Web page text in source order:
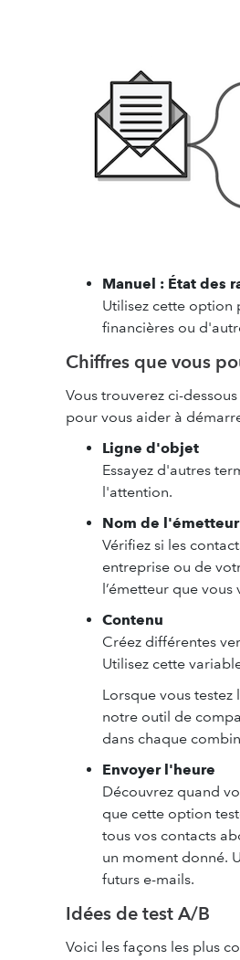
Manuel : État des
Utilisez cette option
financières ou
Chiffres que vous
Vous trouverez ci-
pour vous aider à
Ligne d'objet
Essayez d'autres
l'attention.
Nom de l'émetteur
Vérifiez si les
entreprise ou de
l’émetteur que
Contenu
Créez différentes
Utilisez cette
Lorsque vous
notre outil de
dans chaque
Envoyer l'heure
Découvrez quand
que cette option
tous vos contacts
un moment donné.
futurs e-mails.
Idées de test A/B
Voici les façons les plus